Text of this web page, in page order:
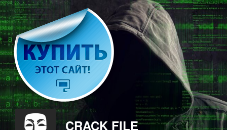
Перейти
к
содержимому
CRACK FILE